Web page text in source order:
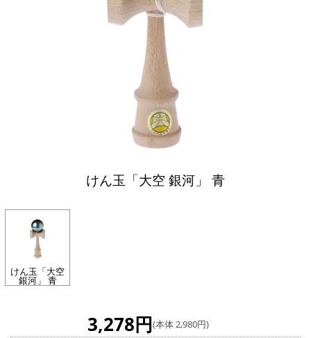
けん玉「大空 銀河」 青
けん玉「大空
銀河」 青
3,278円(本体 2,980円)